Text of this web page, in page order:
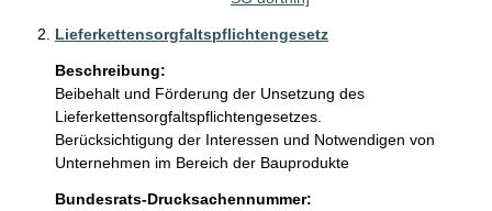
Lieferkettensorgfaltspflichtengesetz
Beschreibung:
Beibehalt und Förderung der Unsetzung des
Lieferkettensorgfaltspflichtengesetzes.
Berücksichtigung der Interessen und Notwendigen von
Unternehmen im Bereich der Bauprodukte
Bundesrats-Drucksachennummer: